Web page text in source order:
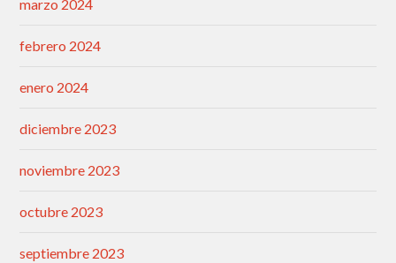
marzo 2024
febrero 2024
enero 2024
diciembre 2023
noviembre 2023
octubre 2023
septiembre 2023